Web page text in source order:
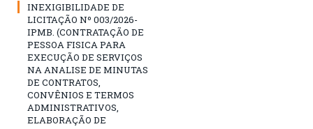
INEXIGIBILIDADE DE
LICITAÇÃO Nº 003/2026-
IPMB. (CONTRATAÇÃO DE
PESSOA FISICA PARA
EXECUÇÃO DE SERVIÇOS
NA ANALISE DE MINUTAS
DE CONTRATOS,
CONVÊNIOS E TERMOS
ADMINISTRATIVOS,
ELABORAÇÃO DE